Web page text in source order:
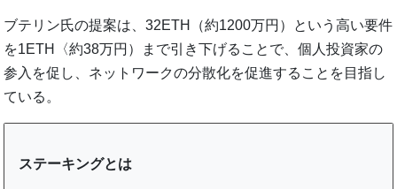
ブテリン氏の提案は、32ETH（約1200万円）という高い要件
を1ETH〈約38万円）まで引き下げることで、個人投資家の
参入を促し、ネットワークの分散化を促進することを目指し
ている。
ステーキングとは